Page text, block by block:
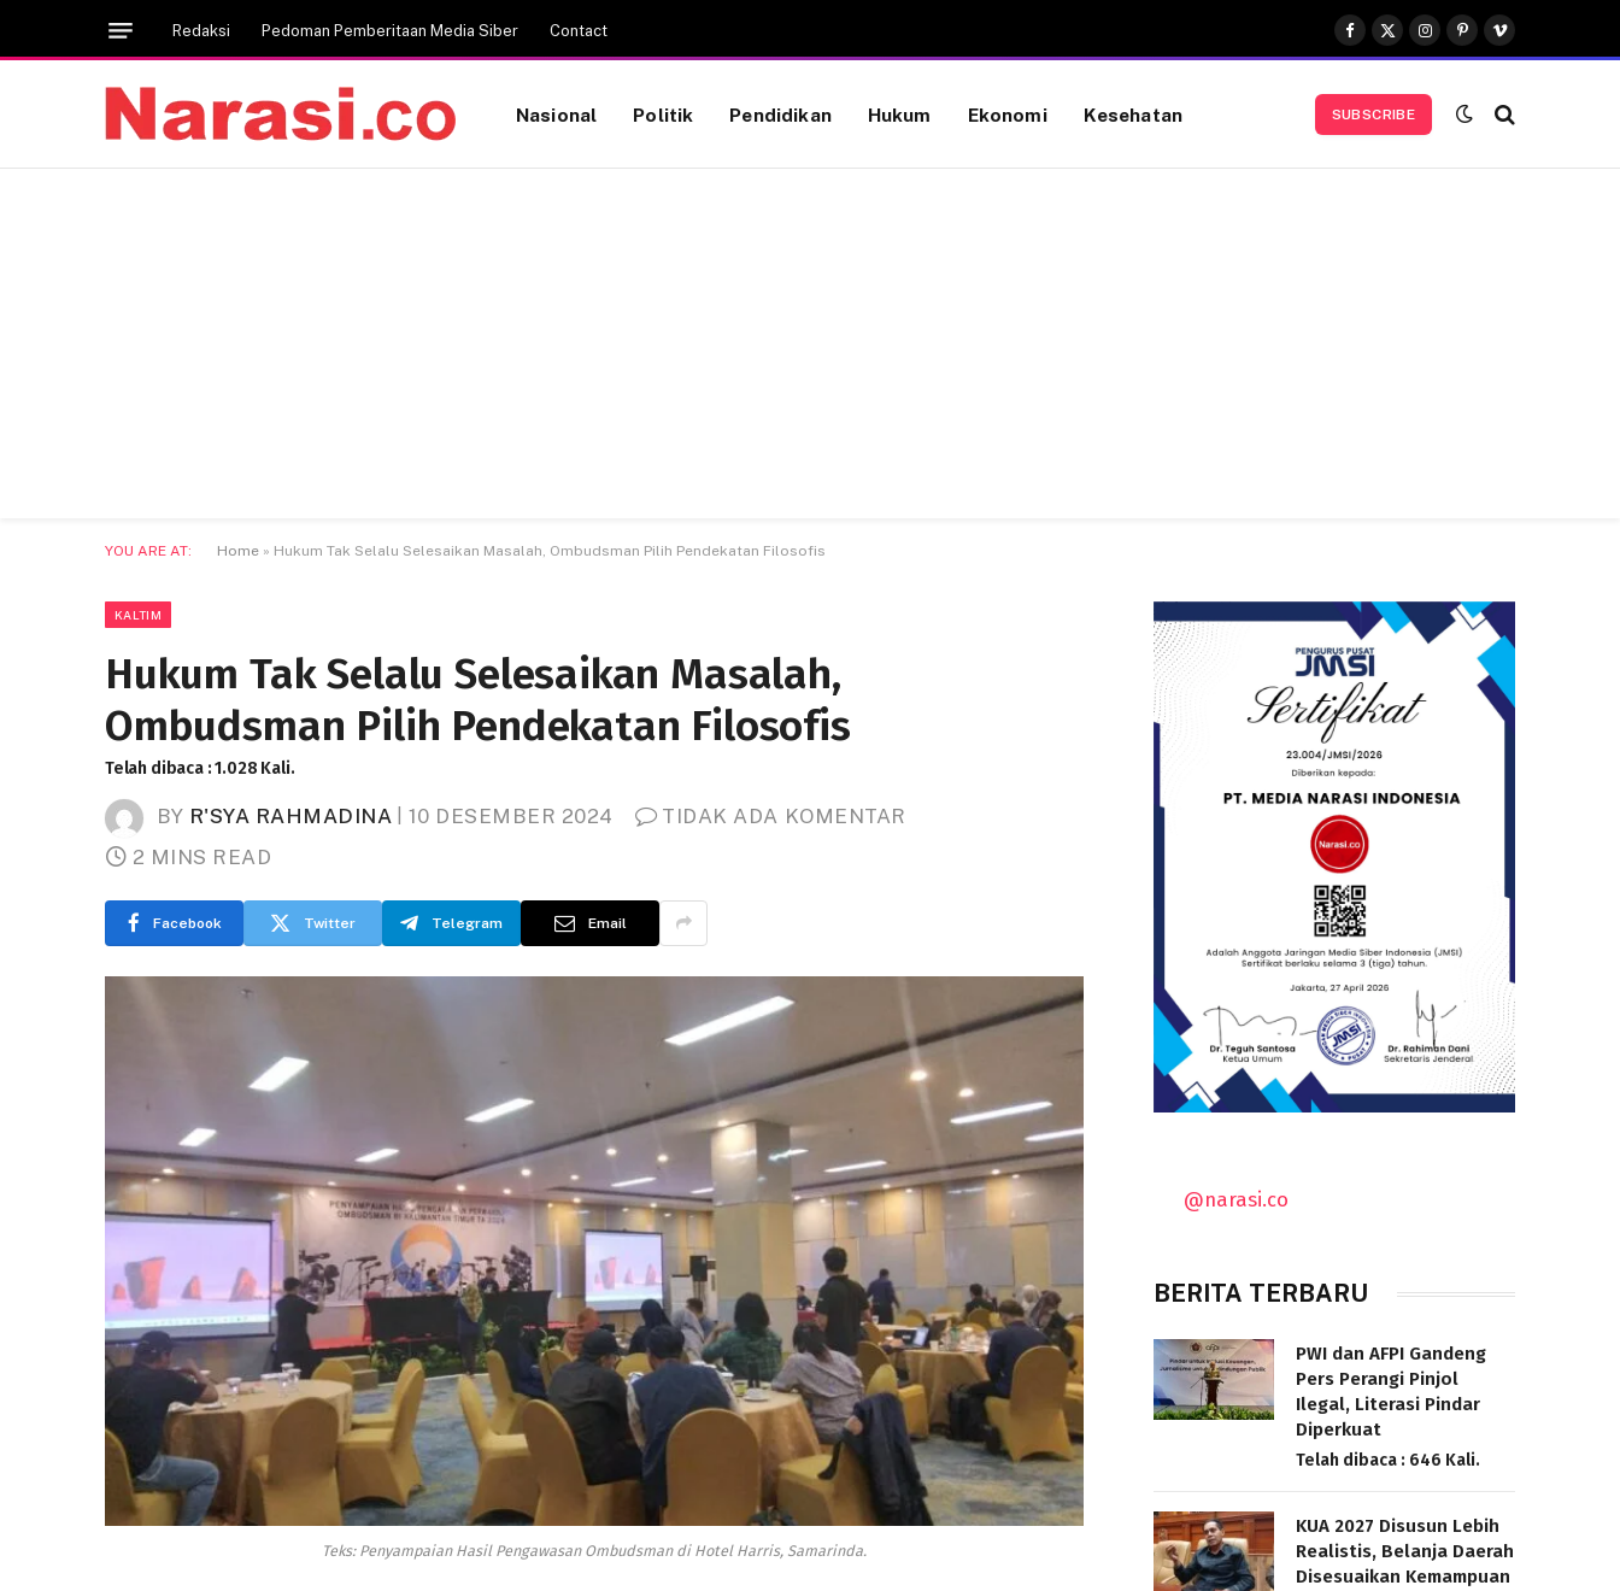
Redaksi Pedoman Pemberitaan Media Siber Contact
Facebook
X
(Twitter)
Instagram
Pinterest
Vimeo
Nasional Politik Pendidikan Hukum Ekonomi Kesehatan SUBSCRIBE
YOU ARE AT: Home » Hukum Tak Selalu Selesaikan Masalah, Ombudsman Pilih Pendekatan Filosofis
KALTIM
Hukum Tak Selalu Selesaikan Masalah,
Ombudsman Pilih Pendekatan Filosofis
Telah dibaca : 1.028 Kali.
BY R'SYA RAHMADINA 10 DESEMBER 2024
TIDAK ADA KOMENTAR
2 MINS READ
Facebook Twitter Telegram Email
Teks: Penyampaian Hasil Pengawasan Ombudsman di Hotel Harris, Samarinda.
@narasi.co
BERITA TERBARU
PWI dan AFPI Gandeng
Pers Perangi Pinjol
Ilegal, Literasi Pindar
Diperkuat
Telah dibaca : 646 Kali.
KUA 2027 Disusun Lebih
Realistis, Belanja Daerah
Disesuaikan Kemampuan